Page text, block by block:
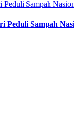
Peduli Sampah